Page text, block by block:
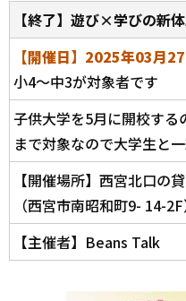
【終了】遊び×学びの新体
【開催日】2025年03月
小4～中3が対象者です
子供大学を5月に開校する
まで対象なので大学生と
【開催場所】西宮北口の
（西宮市南昭和町9- 14-2F
【主催者】Beans Talk